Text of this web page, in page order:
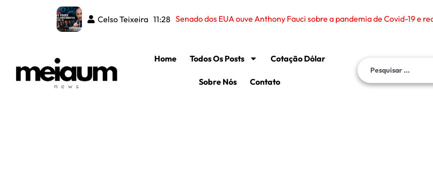
Celso Teixeira 11:28 Senado dos EUA ouve Anthony Fauci sobre a pandemia de Covid-19 e
Home Todos Os Posts Cotação Dólar
Sobre Nós Contato